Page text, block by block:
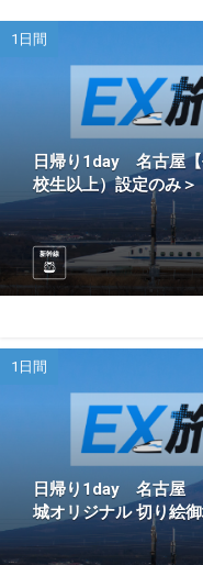
1日間
日帰り1day 名古屋
校生以上）設定のみ＞
新幹線
1日間
日帰り1day 名古屋
城オリジナル 切り絵